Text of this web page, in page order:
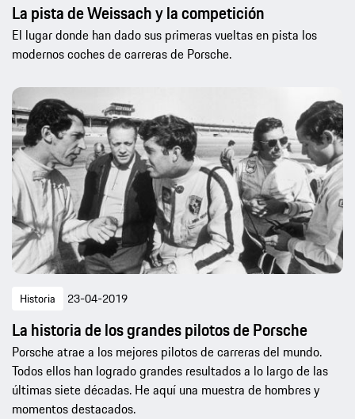
La pista de Weissach y la competición
El lugar donde han dado sus primeras vueltas en pista los
modernos coches de carreras de Porsche.
Historia 23-04-2019
La historia de los grandes pilotos de Porsche
Porsche atrae a los mejores pilotos de carreras del mundo.
Todos ellos han logrado grandes resultados a lo largo de las
últimas siete décadas. He aquí una muestra de hombres y
momentos destacados.